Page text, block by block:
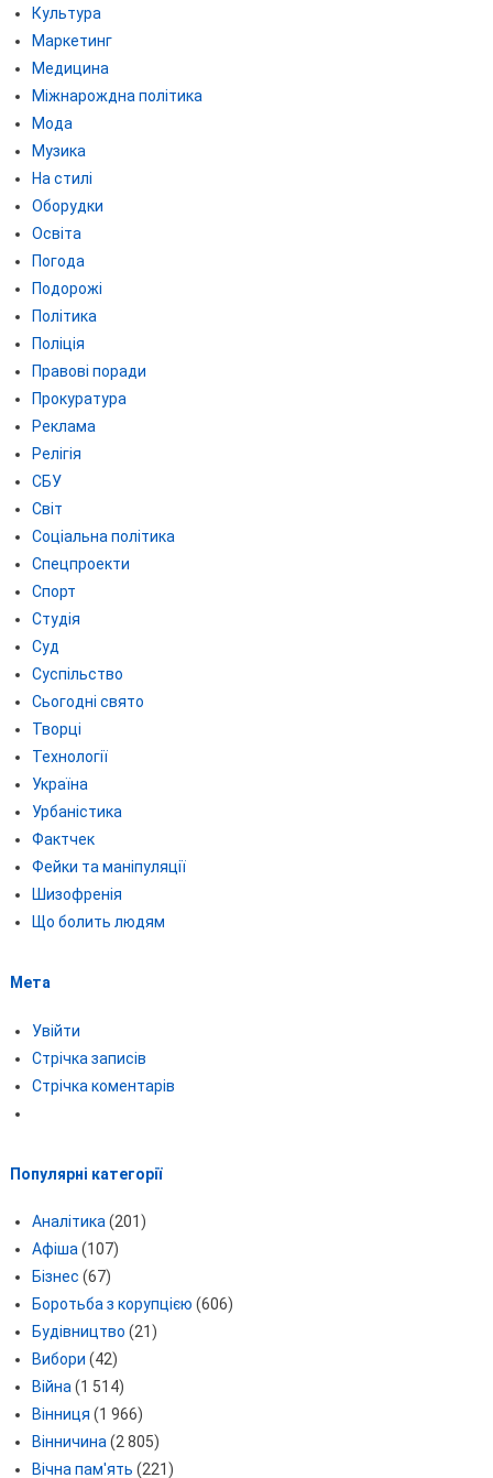
Культура
Маркетинг
Медицина
Міжнарождна політика
Мода
Музика
На стилі
Оборудки
Освіта
Погода
Подорожі
Політика
Поліція
Правові поради
Прокуратура
Реклама
Релігія
СБУ
Світ
Соціальна політика
Спецпроекти
Спорт
Студія
Суд
Суспільство
Сьогодні свято
Творці
Технології
Україна
Урбаністика
Фактчек
Фейки та маніпуляції
Шизофренія
Що болить людям
Мета
Увійти
Стрічка записів
Стрічка коментарів
Популярні категорії
Аналітика(201)
Афіша(107)
Бізнес (67)
Боротьба з корупцією (606)
Будівництво (21)
Вибори (42)
Війна(1 514)
Вінниця (1 966)
Вінничина(2 805)
Вічна пам'ять (221)